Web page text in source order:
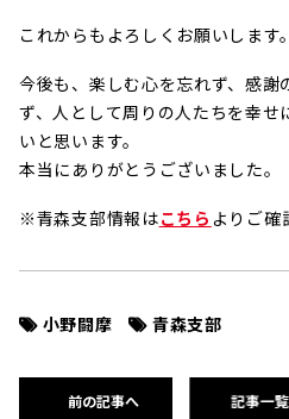
これからもよろしくお願いします。
今後も、楽しむ心を忘れず、感謝
ず、人として周りの人たちを幸せ
いと思います。
本当にありがとうございました。
※青森支部情報はこちら よりご確
小野闘摩 青森支部
前の記事へ 記事一